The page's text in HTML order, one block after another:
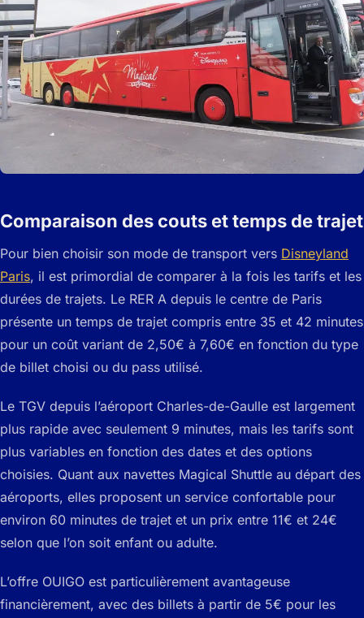
Comparaison des couts et temps de trajet
Pour bien choisir son mode de transport vers Disneyland
Paris, il est primordial de comparer à la fois les tarifs et les
durées de trajets. Le RER A depuis le centre de Paris
présente un temps de trajet compris entre 35 et 42 minutes
pour un coût variant de 2,50€ à 7,60€ en fonction du type
de billet choisi ou du pass utilisé.
Le TGV depuis l’aéroport Charles-de-Gaulle est largement
plus rapide avec seulement 9 minutes, mais les tarifs sont
plus variables en fonction des dates et des options
choisies. Quant aux navettes Magical Shuttle au départ des
aéroports, elles proposent un service confortable pour
environ 60 minutes de trajet et un prix entre 11€ et 24€
selon que l’on soit enfant ou adulte.
L’offre OUIGO est particulièrement avantageuse
financièrement, avec des billets à partir de 5€ pour les